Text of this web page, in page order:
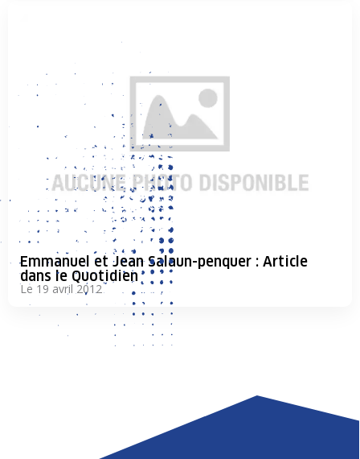
Emmanuel et Jean Salaun-penquer : Article
dans le Quotidien
Le 19 avril 2012